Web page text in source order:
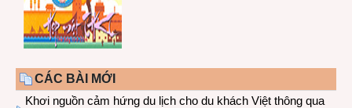
CÁC BÀI MỚI
Khơi nguồn cảm hứng du lịch cho du khách Việt thông qua